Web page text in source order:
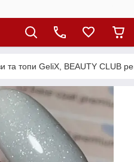
та топи GeliX, BEAUTY CLUB